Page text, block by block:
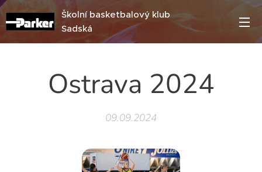
Školní basketbalový klub
Sadská
Ostrava 2024
09.09.2024